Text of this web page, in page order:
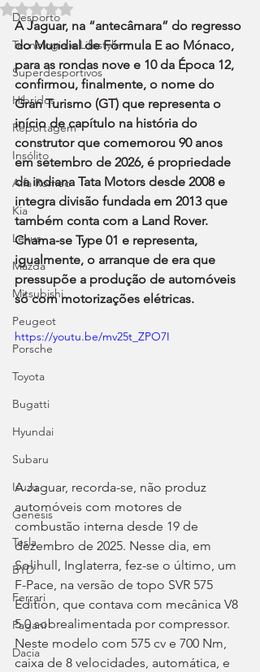
Desporto
Tecnologia e Lifestyle
Superdesportivos
Híbridos
Reportagem
Insólito
Alfa Romeo
Kia
Lexus
Mazda
Mitsubishi
Peugeot
Porsche
Toyota
Bugatti
Hyundai
Subaru
Isuzu
Genesis
Tesla
BYD
Ferrari
Pagani
Dacia
Avaliado com NaN de 5 estrelas.
A Jaguar, na “antecâmara” do regresso
do Mundial de Fórmula E ao Mónaco,
para as rondas nove e 10 da Época 12,
confirmou, finalmente, o nome do
Gran Turismo (GT) que representa o
início de capítulo na história do
construtor que comemorou 90 anos
em setembro de 2026, é propriedade
da indiana Tata Motors desde 2008 e
integra divisão fundada em 2013 que
também conta com a Land Rover.
Chama-se Type 01 e representa,
igualmente, o arranque de era que
pressupõe a produção de automóveis
só com motorizações elétricas.
https://youtu.be/mv25t_ZPO7I
A Jaguar, recorda-se, não produz
automóveis com motores de
combustão interna desde 19 de
dezembro de 2025. Nesse dia, em
Solihull, Inglaterra, fez-se o último, um
F-Pace, na versão de topo SVR 575
Edition, que contava com mecânica V8
5.0 sobrealimentada por compressor.
Neste modelo com 575 cv e 700 Nm,
caixa de 8 velocidades, automática, e